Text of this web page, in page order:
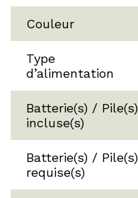
Couleur
Type
d’alimentation
Batterie(s) / Pile(s)
incluse(s)
Batterie(s) / Pile(s)
requise(s)